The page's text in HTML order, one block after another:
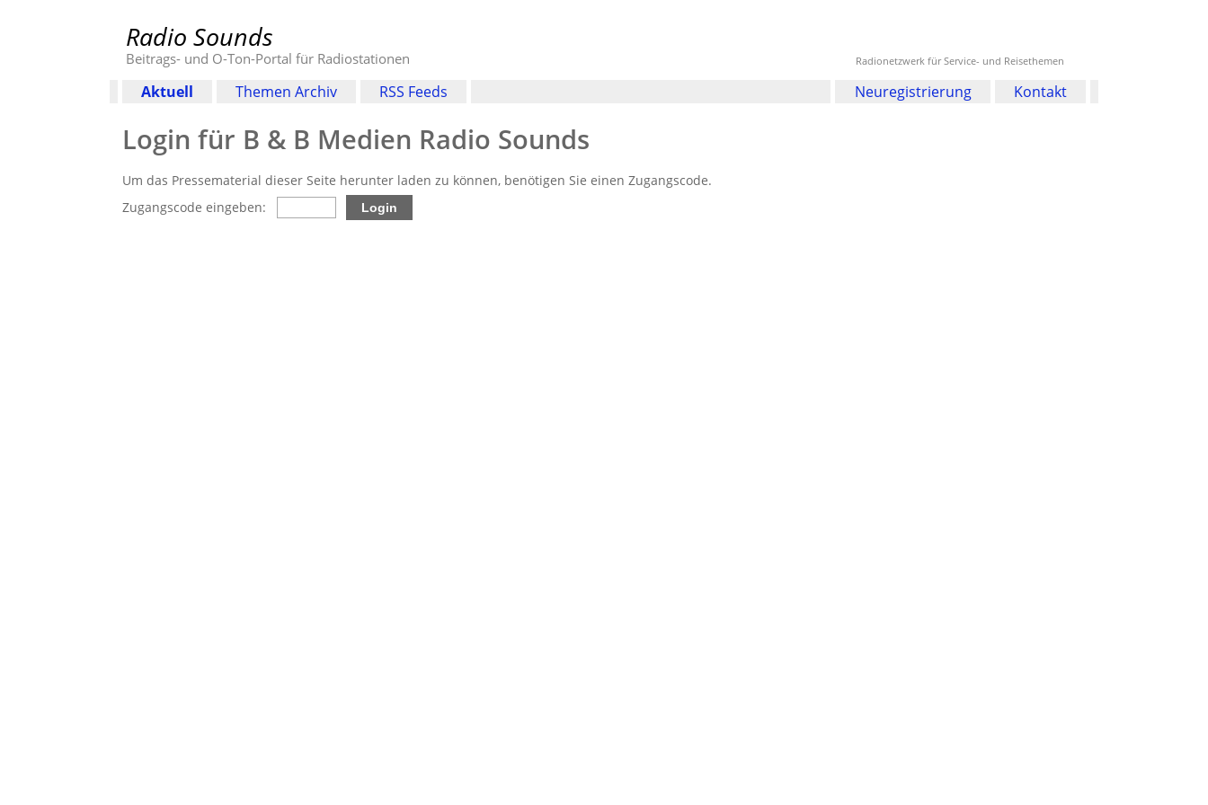
Radio Sounds
Beitrags- und O-Ton-Portal für Radiostationen Radionetzwerk für Service- und Reisethemen
Aktuell Themen Archiv RSS Feeds Kontakt
Neuregistrierung
Login für B & B Medien Radio Sounds
Um das Pressematerial dieser Seite herunter laden zu können, benötigen Sie einen Zugangscode.
Zugangscode eingeben: